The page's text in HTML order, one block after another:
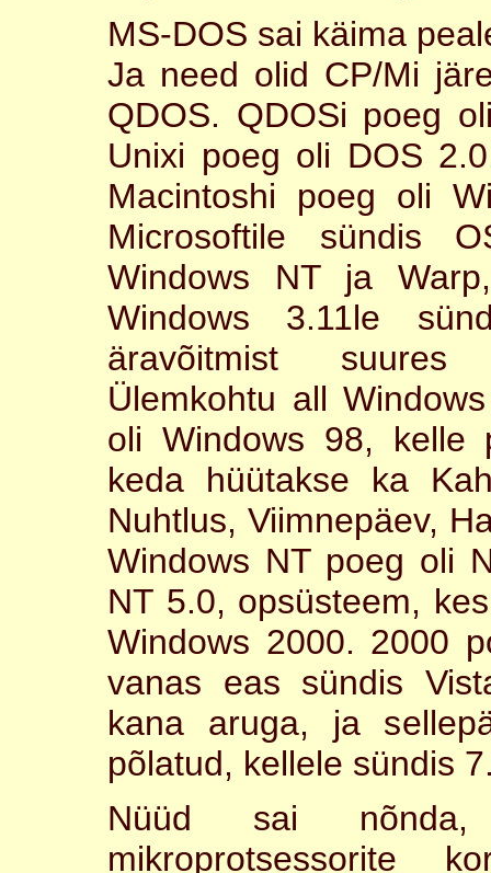
MS-DOS sai käima
Ja need olid CP/Mi
QDOS. QDOSi poeg
Unixi poeg oli DOS
Macintoshi poeg oli
Microsoftile sündis
Windows NT ja
Windows 3.11le
äravõitmist suures
Ülemkohtu all
oli Windows 98, kelle
keda hüütakse ka
Nuhtlus, Viimnepäev,
Windows NT poeg oli
NT 5.0, opsüsteem,
Windows 2000. 2000
vanas eas sündis
kana aruga, ja
põlatud, kellele sündis
Nüüd sai
mikroprotsessorite